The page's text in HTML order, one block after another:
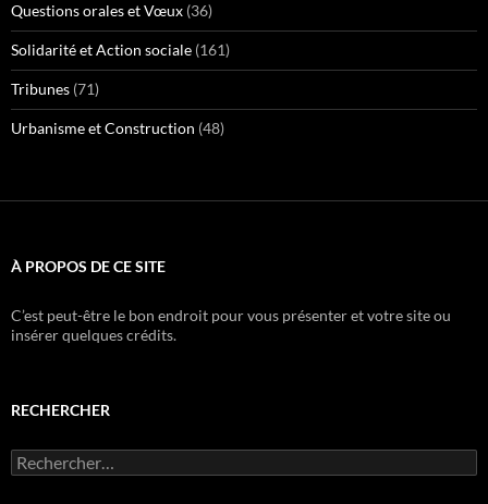
Questions orales et Vœux (36)
Solidarité et Action sociale (161)
Tribunes (71)
Urbanisme et Construction (48)
À PROPOS DE CE SITE
C’est peut-être le bon endroit pour vous présenter et votre site ou
insérer quelques crédits.
RECHERCHER
Rechercher :